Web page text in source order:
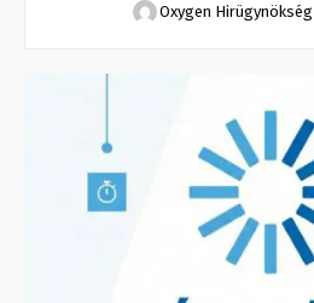
Oxygen Hirügynökség